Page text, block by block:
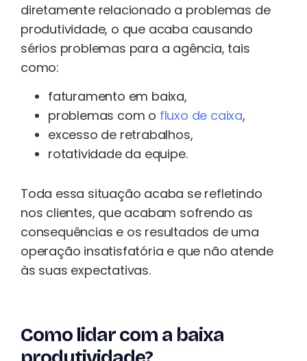
diretamente relacionado a problemas de
produtividade, o que acaba causando
sérios problemas para a agência, tais
como:
faturamento em baixa,
problemas com o fluxo de caixa,
excesso de retrabalhos,
rotatividade da equipe.
Toda essa situação acaba se refletindo
nos clientes, que acabam sofrendo as
consequências e os resultados de uma
operação insatisfatória e que não atende
às suas expectativas.
Como lidar com a baixa